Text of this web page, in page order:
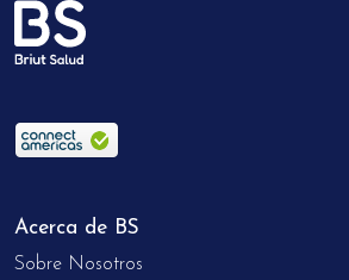
Acerca de BS
Sobre Nosotros